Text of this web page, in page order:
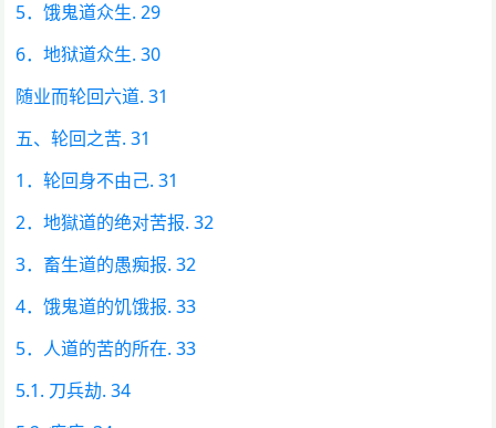
5．饿鬼道众生. 29
6．地狱道众生. 30
随业而轮回六道. 31
五、轮回之苦. 31
1．轮回身不由己. 31
2．地獄道的绝对苦报. 32
3．畜生道的愚痴报. 32
4．饿鬼道的饥饿报. 33
5．人道的苦的所在. 33
5.1. 刀兵劫. 34